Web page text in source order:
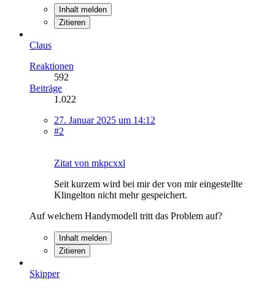
Inhalt melden
Zitieren
Claus
Reaktionen
592
Beiträge
1.022
27. Januar 2025 um 14:12
#2
Zitat von mkpcxxl
Seit kurzem wird bei mir der von mir eingestellte
Klingelton nicht mehr gespeichert.
Auf welchem Handymodell tritt das Problem auf?
Inhalt melden
Zitieren
Skipper